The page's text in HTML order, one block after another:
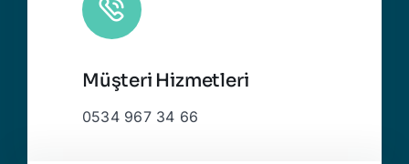
Müşteri Hizmetleri
0534 967 34 66